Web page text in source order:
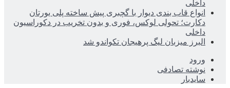
داخلی
انواع قاب بندی دیوار با گچبری پیش ساخته پلی یورتان
دکارت؛ تحولی لوکس، فوری و بدون تخریب در دکوراسیون
داخلی
البرز میزبان لیگ پرهیجان تکواندو شد
ورود
نوشته تصادفی
سایدبار